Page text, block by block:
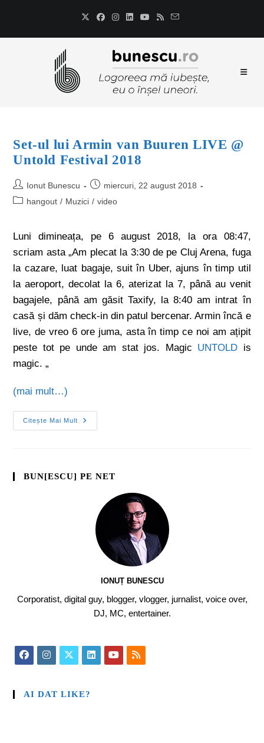
Set-ul lui Armin van Buuren LIVE @
Untold Festival 2018
Ionut Bunescu
miercuri, 22 august 2018
hangout / Muzici / video
Luni dimineața, pe 6 august 2018, la ora 08:47,
scriam asta „Am plecat la 3:30 de pe Cluj Arena, fuga
la cazare, luat bagaje, suit în Uber, ajuns în timp util
la aeroport, decolat la 6, aterizat la 7, până au venit
bagajele, până am găsit Taxify, la 8:40 am intrat în
casă și dăm check-in din patul bercenar. Armin încă e
live, de vreo 6 ore juma, asta în timp ce noi am ațipit
peste tot pe unde am stat jos. Magic UNTOLD is
magic.„
(mai mult…)
Citește Mai Mult
BUN[ESCU] PE NET
IONUȚ BUNESCU
Corporatist, digital guy, blogger, vlogger, jurnalist, voice over,
DJ, MC, entertainer.
AI DAT LIKE?